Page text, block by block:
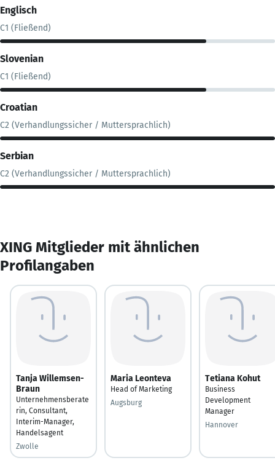
Englisch
C1 (Fließend)
Slovenian
C1 (Fließend)
Croatian
C2 (Verhandlungssicher / Muttersprachlich)
Serbian
C2 (Verhandlungssicher / Muttersprachlich)
XING Mitglieder mit ähnlichen
Profilangaben
Tanja Willemsen-
Braun
Unternehmensberate
rin, Consultant,
Interim-Manager,
Handelsagent
Zwolle
Maria Leonteva
Head of Marketing
Augsburg
Tetiana Kohut
Business
Development
Manager
Hannover